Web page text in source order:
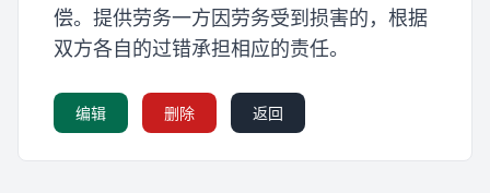
偿。提供劳务一方因劳务受到损害的，根据
双方各自的过错承担相应的责任。
编辑 删除 返回